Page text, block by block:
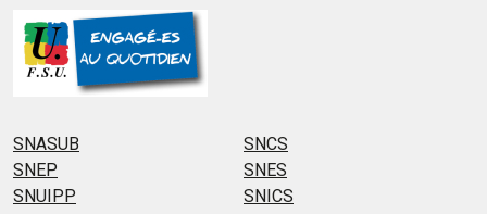
SNASUB
SNCS
SNEP
SNES
SNUIPP
SNICS